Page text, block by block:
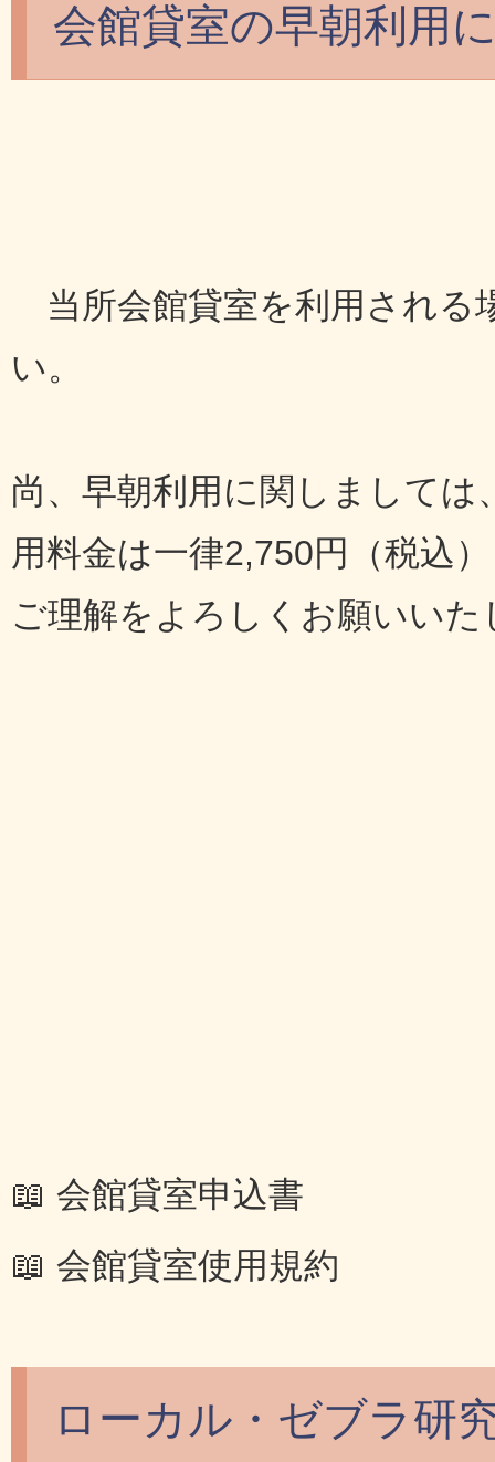
会館貸室の早朝利用
当所会館貸室を利用され
い。
尚、早朝利用に関しまして
用料金は一律2,750円（税込
ご理解をよろしくお願いいた
📖 会館貸室申込書
📖 会館貸室使用規約
ローカル・ゼブラ研